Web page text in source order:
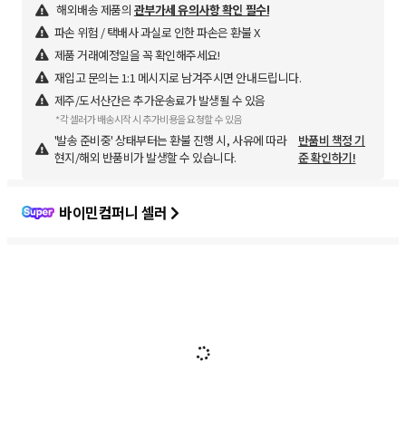
해외배송 제품의 관부가세 유의사항 확인 필수!
파손 위험 / 택배사 과실로 인한 파손은 환불 X
제품 거래예정일을 꼭 확인해주세요!
재입고 문의는 1:1 메시지로 남겨주시면 안내드립니다.
제주/도서산간은 추가운송료가 발생될 수 있음
*각 셀러가 배송시작 시 추가비용을 요청할 수 있음
'발송 준비중' 상태부터는 환불 진행 시, 사유에 따라
현지/해외 반품비가 발생할 수 있습니다.
반품비 책정 기
준 확인하기!
바이민컴퍼니 셀러